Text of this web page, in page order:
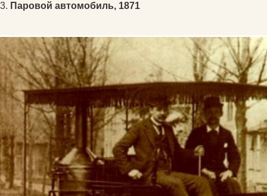
3. Паровой автомобиль, 1871